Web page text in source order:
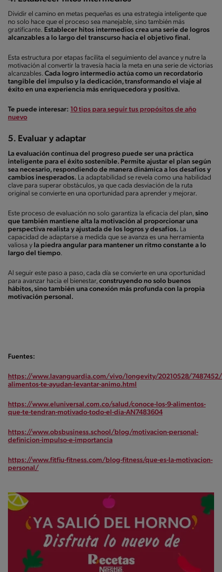
Dividir el camino en metas pequeñas es una estrategia inteligente que
no solo hace que el proceso sea manejable, sino también más
gratificante. Establecer hitos intermedios crea una serie de logros
alcanzables a lo largo del transcurso hacia el objetivo final.
Esta estructura por etapas facilita el seguimiento del avance y nutre la
motivación al convertir la travesía hacia la meta en una serie de victorias
alcanzables. Cada logro intermedio actúa como un recordatorio
tangible del impulso y la dedicación, transformando el viaje al
éxito en una experiencia más enriquecedora y positiva.
Te puede interesar: 10 tips para seguir tus propósitos de año
nuevo
5. Evaluar y adaptar
La evaluación continua del progreso puede ser una práctica
inteligente para el éxito sostenible. Permite ajustar el plan según
sea necesario, respondiendo de manera dinámica a los desafíos y
cambios inesperados. La adaptabilidad se revela como una habilidad
clave para superar obstáculos, ya que cada desviación de la ruta
original se convierte en una oportunidad para aprender y mejorar.
Este proceso de evaluación no solo garantiza la eficacia del plan, sino
que también mantiene alta la motivación al proporcionar una
perspectiva realista y ajustada de los logros y desafíos. La
capacidad de adaptarse a medida que se avanza es una herramienta
valiosa y la piedra angular para mantener un ritmo constante a lo
largo del tiempo.
Al seguir este paso a paso, cada día se convierte en una oportunidad
para avanzar hacia el bienestar, construyendo no solo buenos
hábitos, sino también una conexión más profunda con la propia
motivación personal.
Fuentes:
https://www.lavanguardia.com/vivo/longevity/20210528/7487452/
alimentos-te-ayudan-levantar-animo.html
https://www.eluniversal.com.co/salud/conoce-los-9-alimentos-
que-te-tendran-motivado-todo-el-dia-AN7483604
https://www.obsbusiness.school/blog/motivacion-personal-
definicion-impulso-e-importancia
https://www.fitfiu-fitness.com/blog-fitness/que-es-la-motivacion-
personal/